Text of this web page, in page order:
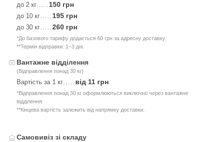
до 2 кг..... 150 грн
до 10 кг..... 195 грн
до 30 кг.....260 грн
*До базового тарифу додається 60 грн за адресну доставку.
**Термін відправки: 1–3 дні.
Вантажне відділення
(Відправлення понад 30 кг)
Вартість за 1 кг..... від 11 грн
*Відправлення понад 30 кг оформлюються виключно через вантажне
відділення.
**Кінцева вартість залежить від напрямку доставки.
Самовивіз зі складу